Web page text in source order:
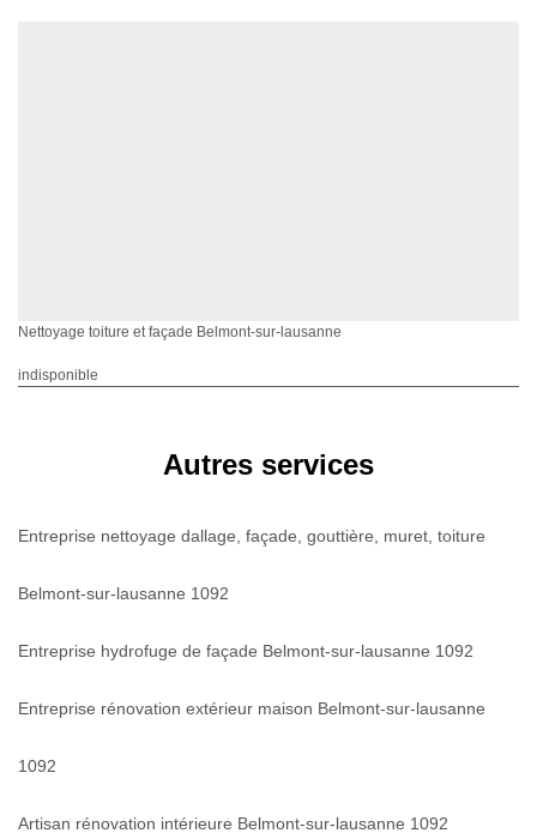
Nettoyage toiture et façade Belmont-sur-lausanne
indisponible
Autres services
Entreprise nettoyage dallage, façade, gouttière, muret, toiture
Belmont-sur-lausanne 1092
Entreprise hydrofuge de façade Belmont-sur-lausanne 1092
Entreprise rénovation extérieur maison Belmont-sur-lausanne
1092
Artisan rénovation intérieure Belmont-sur-lausanne 1092